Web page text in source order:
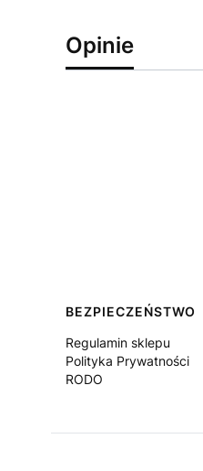
Opinie
Linki w stopce
BEZPIECZEŃSTWO
Regulamin sklepu
Polityka Prywatności
RODO